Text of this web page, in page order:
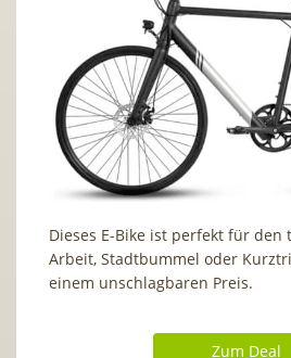
Dieses E-Bike ist perfekt für den
Arbeit, Stadtbummel oder
einem unschlagbaren Preis.
Zum Deal